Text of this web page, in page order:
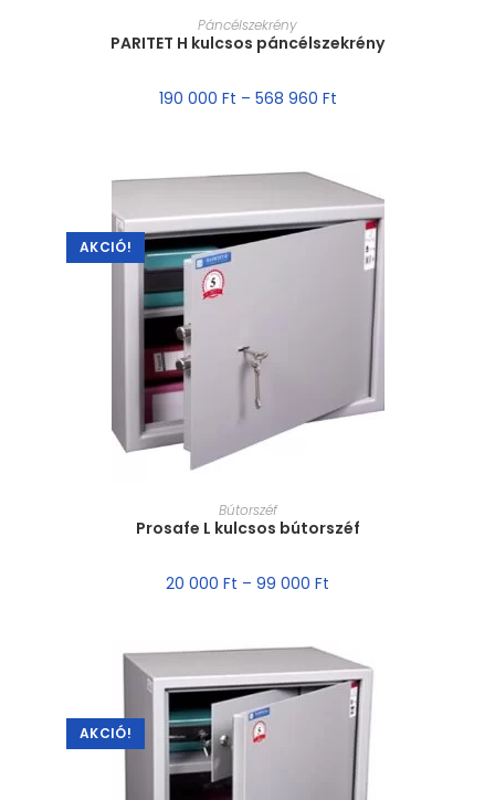
MÉRET VÁLASZTÁSA
Páncélszekrény
PARITET H kulcsos páncélszekrény
190 000 Ft – 568 960 Ft
AKCIÓ!
MÉRET VÁLASZTÁSA
Bútorszéf
Prosafe L kulcsos bútorszéf
20 000 Ft – 99 000 Ft
AKCIÓ!